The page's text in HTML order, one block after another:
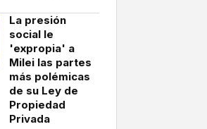
La presión
social le
'expropia' a
Milei las partes
más polémicas
de su Ley de
Propiedad
Privada